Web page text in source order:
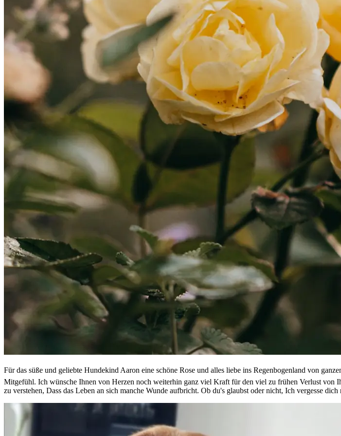
Für das süße und geliebte Hundekind Aaron eine schöne Rose und alles liebe ins Regenbogenland von
Mitgefühl. Ich wünsche Ihnen von Herzen noch weiterhin ganz viel Kraft für den viel zu frühen Verlust von
zu verstehen, Dass das Leben an sich manche Wunde aufbricht. Ob du's glaubst oder nicht, Ich vergesse